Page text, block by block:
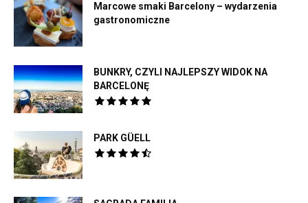
Marcowe smaki Barcelony – wydarzenia
gastronomiczne
BUNKRY, CZYLI NAJLEPSZY WIDOK NA
BARCELONĘ
PARK GÜELL